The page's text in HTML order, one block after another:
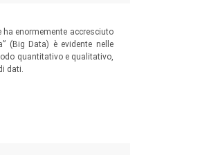
enormemente accresciuto
(Big Data) è evidente nelle
quantitativo e qualitativo,
dati.